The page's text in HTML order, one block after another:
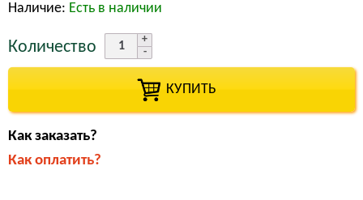
Наличие: Есть в наличии
Количество
КУПИТЬ
Как заказать?
Как оплатить?